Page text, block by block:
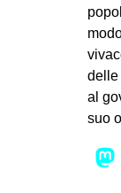
delle
al
suo